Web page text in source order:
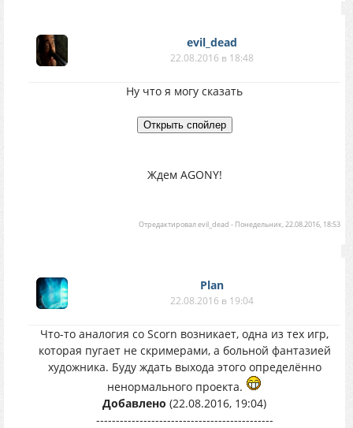
evil_dead
22.08.2016 в 18:48
Ну что я могу сказать
Ждем AGONY!
Отредактировалevil_dead - Понедельник, 22.08.2016, 18:53
Plan
22.08.2016 в 19:04
Что-то аналогия со Scorn возникает, одна из тех игр,
которая пугает не скримерами, а больной фантазией
художника. Буду ждать выхода этого определённо
ненормального проекта.
Добавлено (22.08.2016, 19:04)
---------------------------------------------